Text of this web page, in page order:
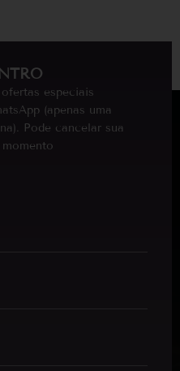
especiais
(apenas uma
Pode cancelar sua